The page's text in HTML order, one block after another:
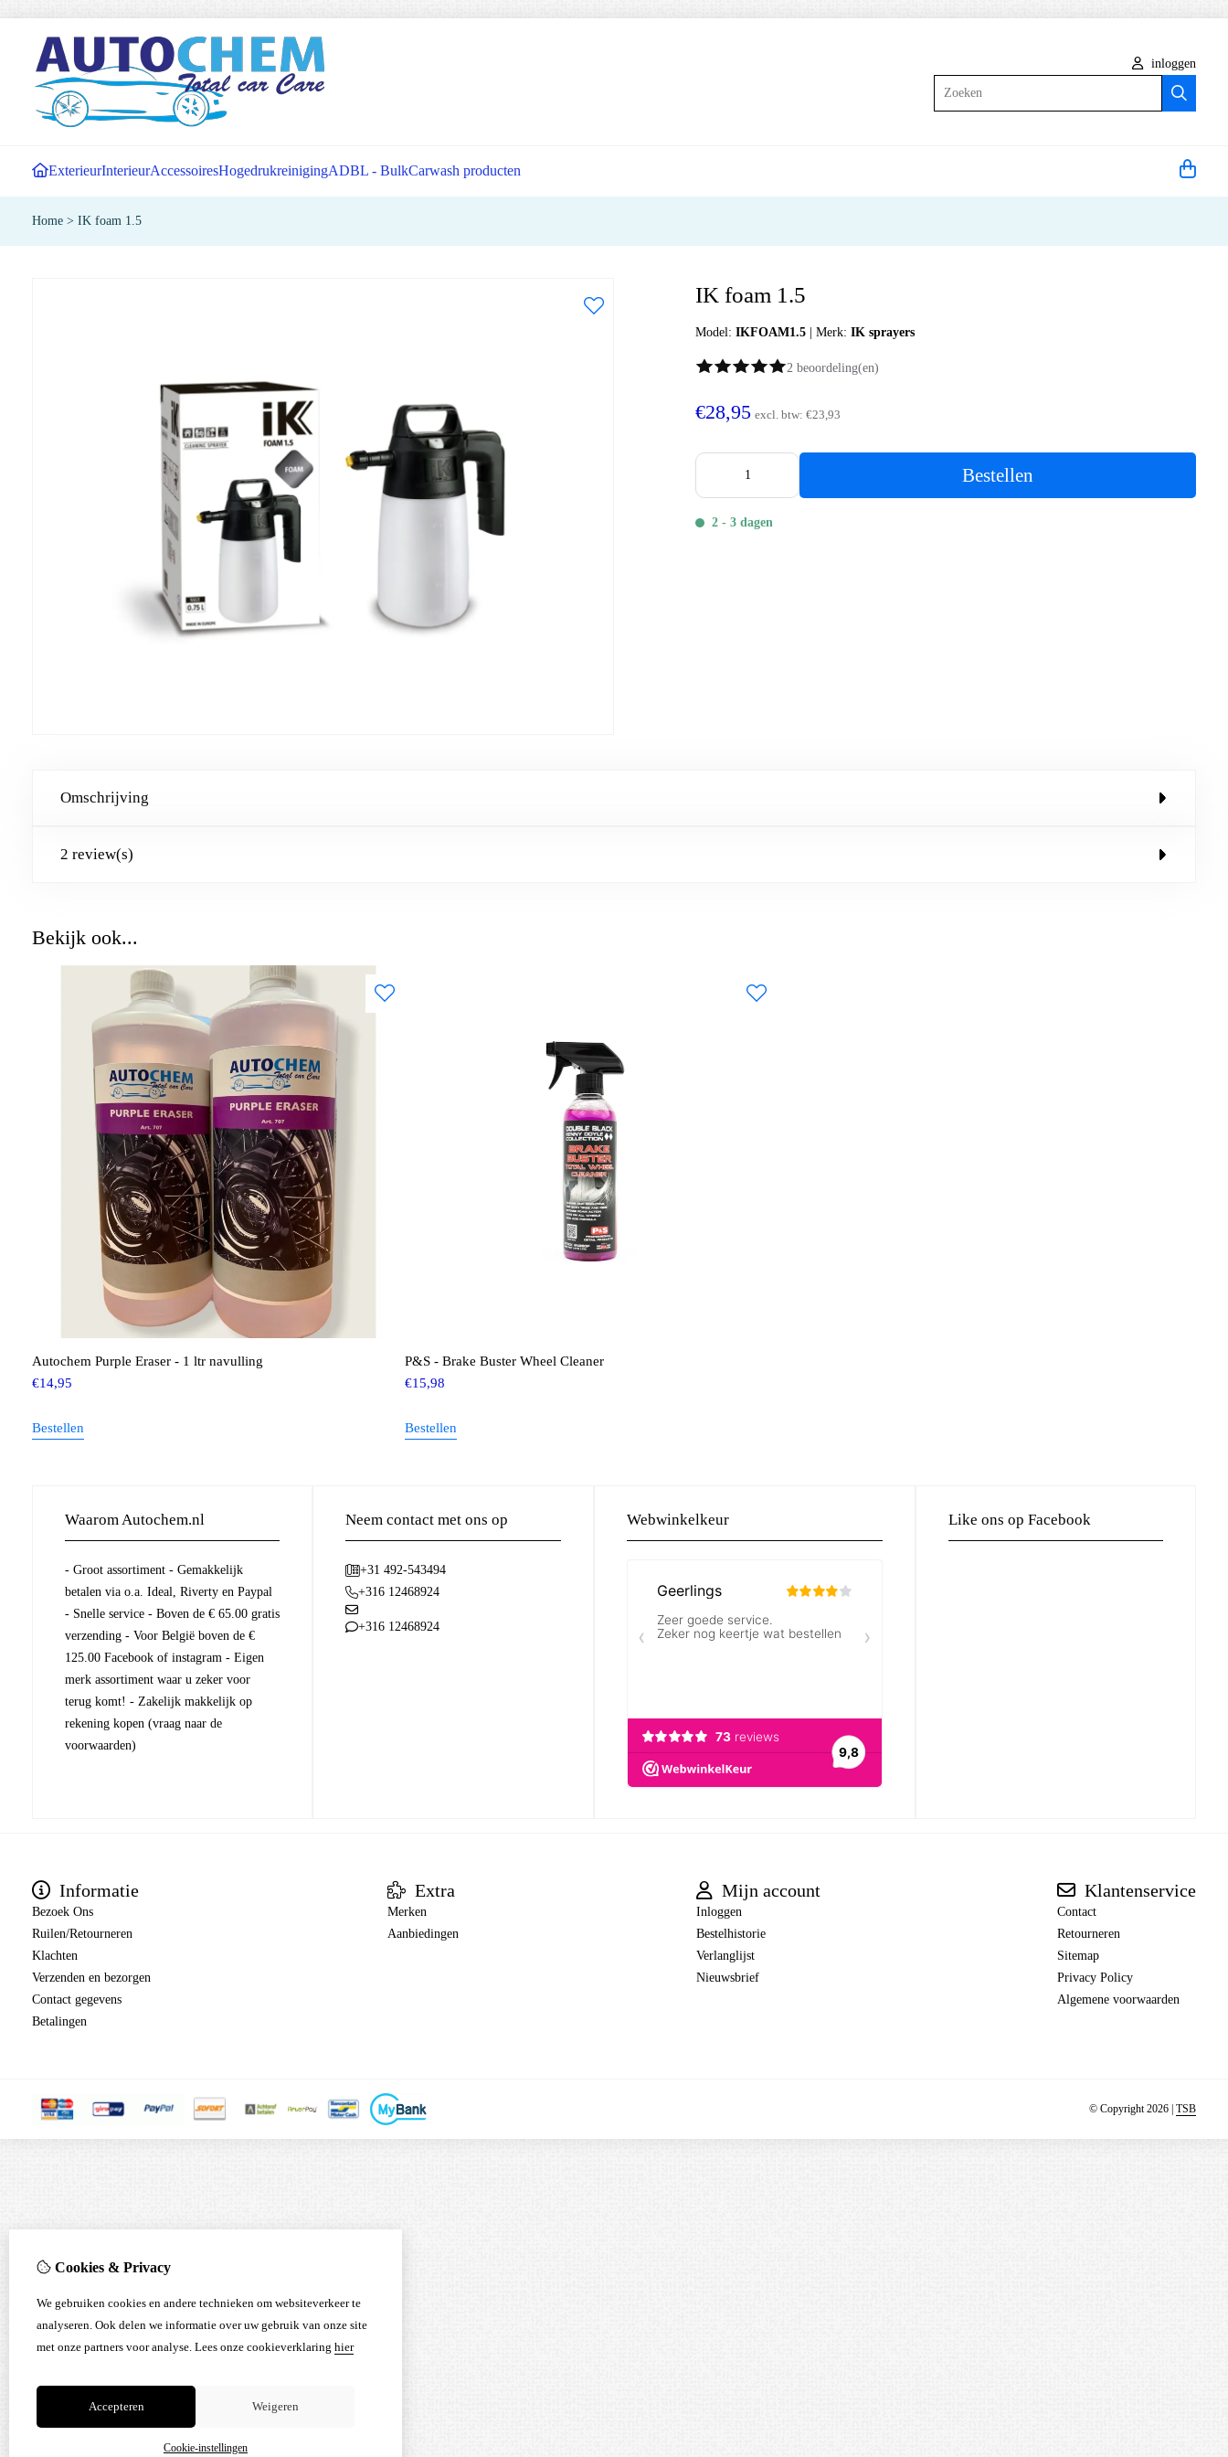
inloggen
ExterieurInterieurAccessoiresHogedrukreinigingADBL - BulkCarwash producten
Home > IK foam 1.5
IK foam 1.5
Model:IKFOAM1.5 |Merk:IK sprayers
2 beoordeling(en)
€28,95 excl. btw:€23,93
Bestellen
2 - 3 dagen
Omschrijving
2 review(s)
Bekijk ook...
Autochem Purple Eraser - 1 ltr navulling
€14,95
Bestellen
P&S - Brake Buster Wheel Cleaner
€15,98
Bestellen
Waarom Autochem.nl
- Groot assortiment - Gemakkelijk
betalen via o.a. Ideal, Riverty en Paypal
- Snelle service - Boven de € 65.00 gratis
verzending - Voor België boven de €
125.00 Facebook of instagram - Eigen
merk assortiment waar u zeker voor
terug komt! - Zakelijk makkelijk op
rekening kopen (vraag naar de
voorwaarden)
Neem contact met ons op
+31 492-543494
+316 12468924
+316 12468924
Webwinkelkeur Like ons op Facebook
Informatie
Bezoek Ons
Ruilen/Retourneren
Klachten
Verzenden en bezorgen
Contact gegevens
Betalingen
Extra
Merken
Aanbiedingen
Mijn account
Inloggen
Bestelhistorie
Verlanglijst
Nieuwsbrief
Klantenservice
Contact
Retourneren
Sitemap
Privacy Policy
Algemene voorwaarden
© Copyright 2026 | TSB
Cookies & Privacy
We gebruiken cookies en andere technieken om websiteverkeer te
analyseren. Ook delen we informatie over uw gebruik van onze site
met onze partners voor analyse. Lees onze cookieverklaring hier
Accepteren Weigeren
Cookie-instellingen